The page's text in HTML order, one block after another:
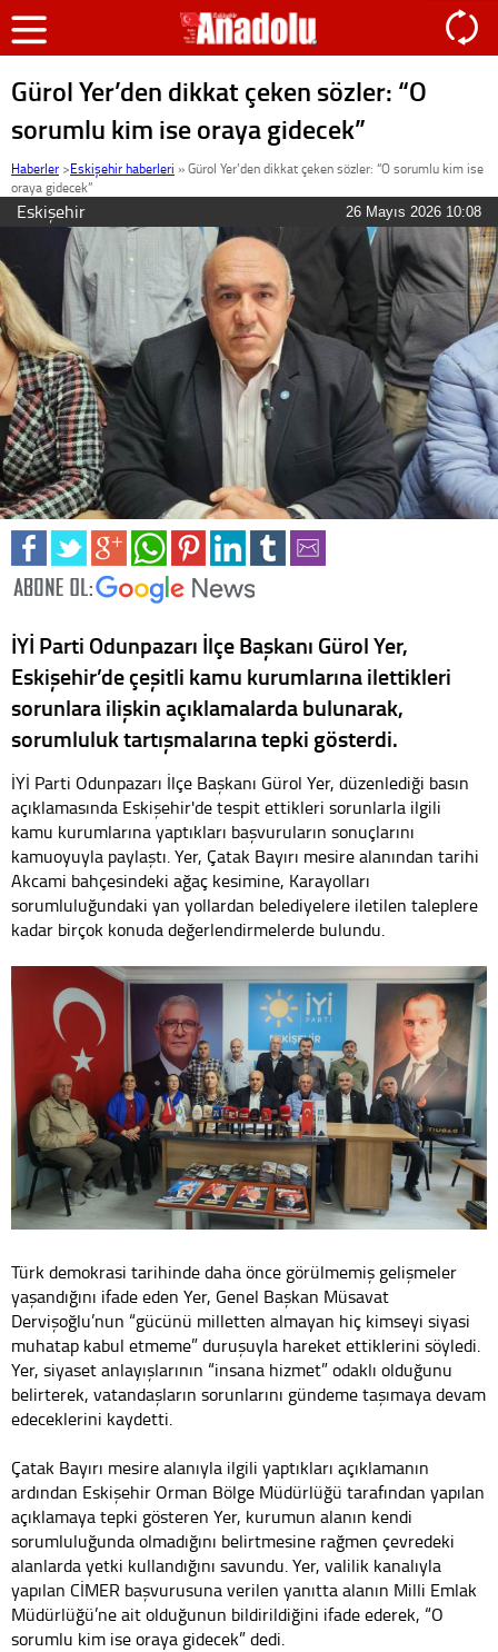
Gürol Yer’den dikkat çeken sözler: “O
sorumlu kim ise oraya gidecek”
Haberler >Eskişehir haberleri »Gürol Yer’den dikkat çeken sözler: “O sorumlu kim ise
oraya gidecek”
Eskişehir 26 Mayıs 2026 10:08
İYİ Parti Odunpazarı İlçe Başkanı Gürol Yer,
Eskişehir’de çeşitli kamu kurumlarına ilettikleri
sorunlara ilişkin açıklamalarda bulunarak,
sorumluluk tartışmalarına tepki gösterdi.
İYİ Parti Odunpazarı İlçe Başkanı Gürol Yer, düzenlediği basın
açıklamasında Eskişehir'de tespit ettikleri sorunlarla ilgili
kamu kurumlarına yaptıkları başvuruların sonuçlarını
kamuoyuyla paylaştı. Yer, Çatak Bayırı mesire alanından tarihi
Akcami bahçesindeki ağaç kesimine, Karayolları
sorumluluğundaki yan yollardan belediyelere iletilen taleplere
kadar birçok konuda değerlendirmelerde bulundu.
Türk demokrasi tarihinde daha önce görülmemiş gelişmeler
yaşandığını ifade eden Yer, Genel Başkan Müsavat
Dervişoğlu’nun “gücünü milletten almayan hiç kimseyi siyasi
muhatap kabul etmeme” duruşuyla hareket ettiklerini söyledi.
Yer, siyaset anlayışlarının “insana hizmet” odaklı olduğunu
belirterek, vatandaşların sorunlarını gündeme taşımaya devam
edeceklerini kaydetti.
Çatak Bayırı mesire alanıyla ilgili yaptıkları açıklamanın
ardından Eskişehir Orman Bölge Müdürlüğü tarafından yapılan
açıklamaya tepki gösteren Yer, kurumun alanın kendi
sorumluluğunda olmadığını belirtmesine rağmen çevredeki
alanlarda yetki kullandığını savundu. Yer, valilik kanalıyla
yapılan CİMER başvurusuna verilen yanıtta alanın Milli Emlak
Müdürlüğü’ne ait olduğunun bildirildiğini ifade ederek, “O
sorumlu kim ise oraya gidecek” dedi.